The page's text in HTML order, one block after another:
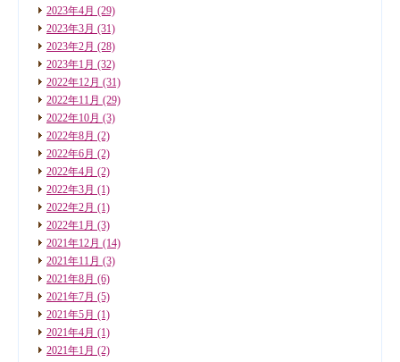
2023年4月 (29)
2023年3月 (31)
2023年2月 (28)
2023年1月 (32)
2022年12月 (31)
2022年11月 (29)
2022年10月 (3)
2022年8月 (2)
2022年6月 (2)
2022年4月 (2)
2022年3月 (1)
2022年2月 (1)
2022年1月 (3)
2021年12月 (14)
2021年11月 (3)
2021年8月 (6)
2021年7月 (5)
2021年5月 (1)
2021年4月 (1)
2021年1月 (2)